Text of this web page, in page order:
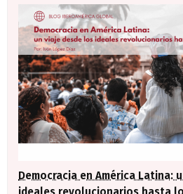
Democracia en América Latina: